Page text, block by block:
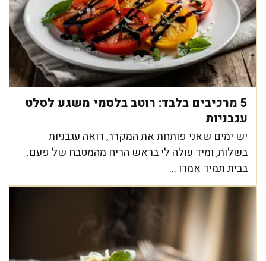
5 מרכיבים בלבד: רוטב בלסמי משגע לסלט
עגבניות
יש ימים שאני פותחת את המקרר, רואה עגבניות
בשלות, ומיד עולה לי בראש הריח מהמטבח של פעם.
בבית תמיד אמרו ...